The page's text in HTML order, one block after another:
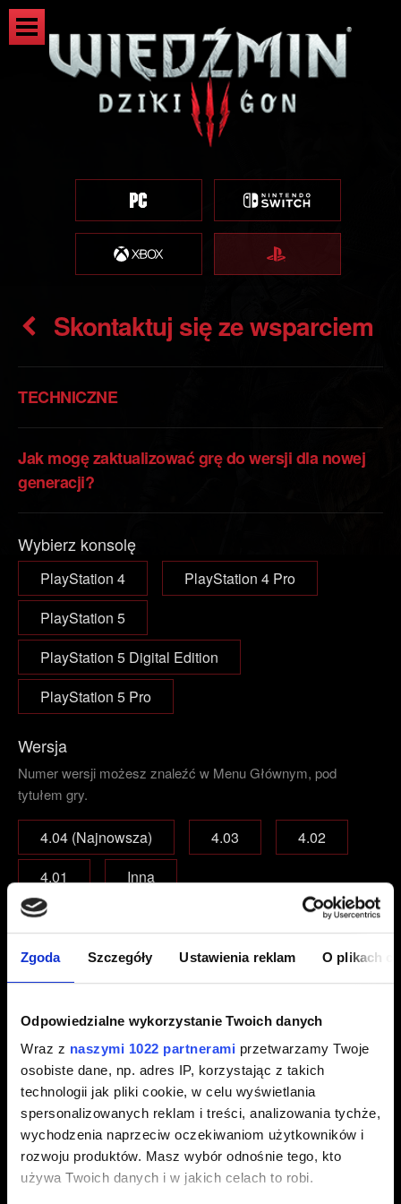
Zgoda Szczegóły Ustawienia reklam O plikach
Odpowiedzialne wykorzystanie Twoich danych
Wraz z naszymi 1022 partnerami przetwarzamy Twoje
osobiste dane, np. adres IP, korzystając z takich
technologii jak pliki cookie, w celu wyświetlania
spersonalizowanych reklam i treści, analizowania tychże,
wychodzenia naprzeciw oczekiwaniom użytkowników i
rozwoju produktów. Masz wybór odnośnie tego, kto
używa Twoich danych i w jakich celach to robi.
Skontaktuj się ze wsparciem
TECHNICZNE
Jak mogę zaktualizować grę do wersji dla nowej
generacji?
Wybierz konsolę
PlayStation 4
PlayStation 4 Pro
PlayStation 5
PlayStation 5 Digital Edition
PlayStation 5 Pro
Wersja
Numer wersji możesz znaleźć w Menu Głównym, pod
tytułem gry.
4.04 (Najnowsza) 4.03
4.02
4.01
Inna
W którą edycję gry grasz?
Gra podstawowa
Edycja Kompletna
E-mail (uwaga na literówki)
Krótki opis problemu